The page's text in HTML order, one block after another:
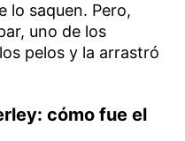
lo saquen. Pero,
uno de los
pelos y la arrastró
cómo fue el